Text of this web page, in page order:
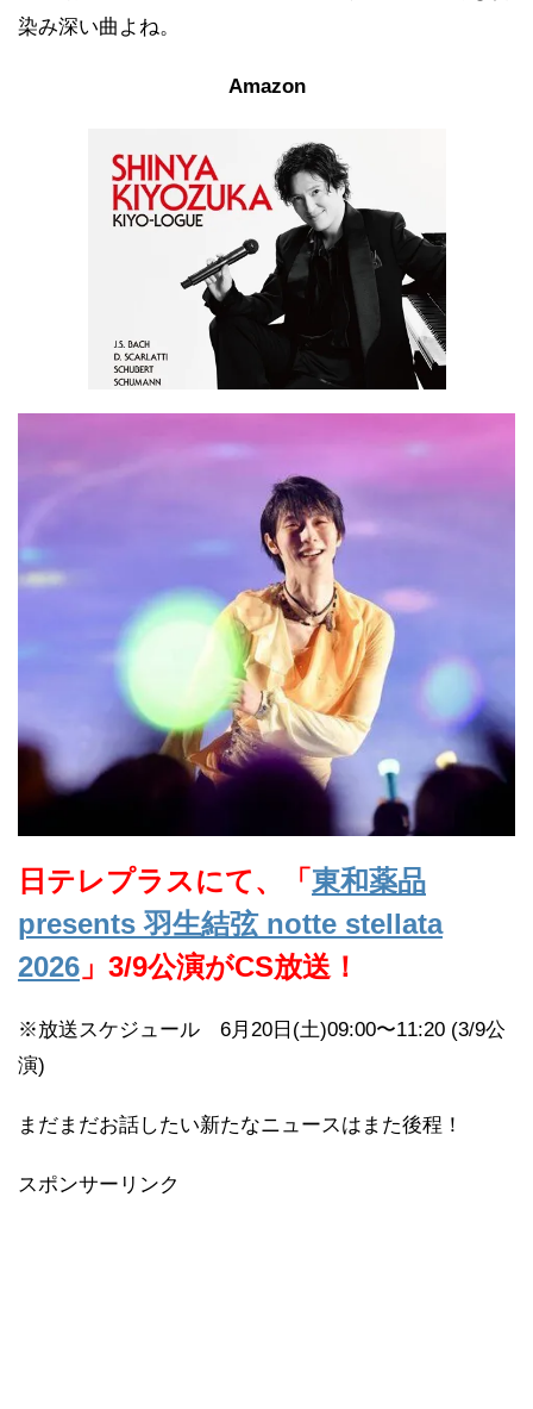
染み深い曲よね。
Amazon
日テレプラスにて、「 東和薬品
presents 羽生結弦 notte stellata
2026 」3/9公演がCS放送！
※放送スケジュール 6月20日(土)09:00〜11:20 (3/9公
演)
まだまだお話したい新たなニュースはまた後程！
スポンサーリンク